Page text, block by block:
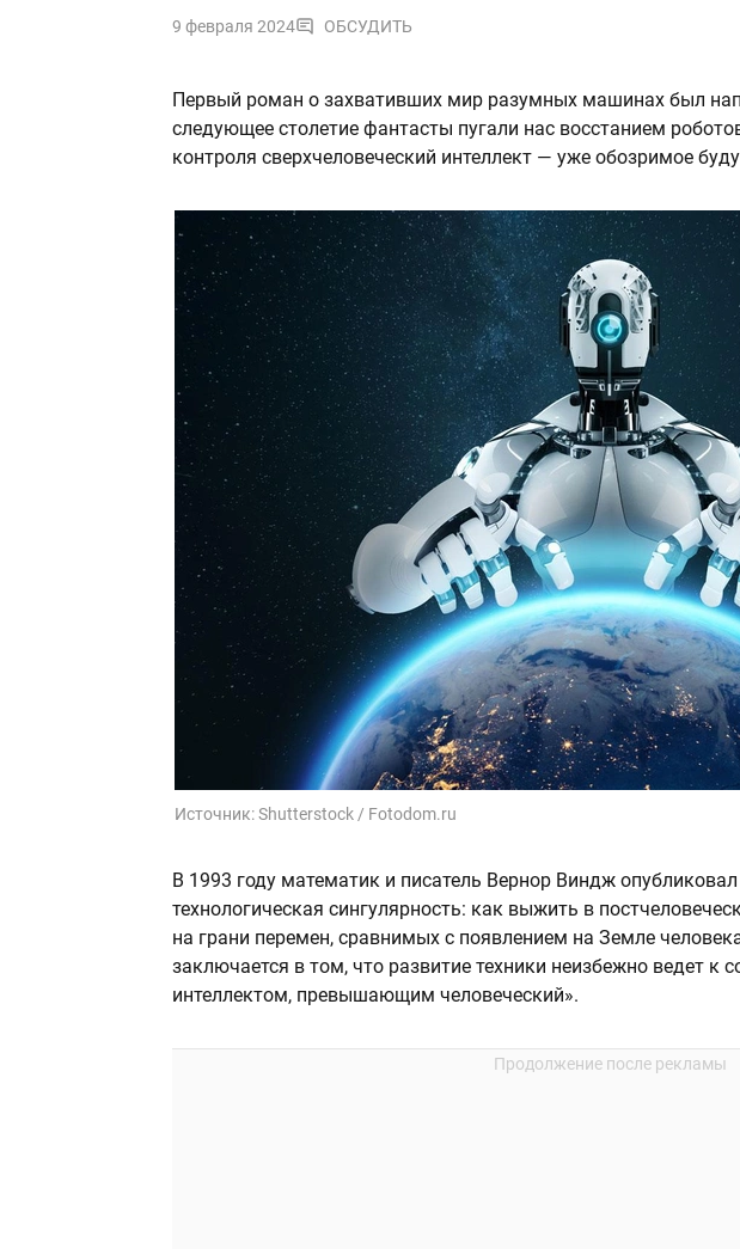
9 февраля 2024 ОБСУДИТЬ
Первый роман о захвативших мир разумных машинах был
следующее столетие фантасты пугали нас восстанием
контроля сверхчеловеческий интеллект — уже обозримое
Источник:Shutterstock / Fotodom.ru
В 1993 году математик и писатель Вернор Виндж
технологическая сингулярность: как выжить в
на грани перемен, сравнимых с появлением на Земле
заключается в том, что развитие техники неизбежно ведет к
интеллектом, превышающим человеческий».